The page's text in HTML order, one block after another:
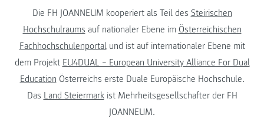
Die FH JOANNEUM kooperiert als Teil des Steirischen
Hochschulraums auf nationaler Ebene im Österreichischen
Fachhochschulenportalund ist auf internationaler Ebene mit
dem Projekt EU4DUAL – European University Alliance For Dual
Education Österreichs erste Duale Europäische Hochschule.
Das Land Steiermarkist Mehrheitsgesellschafter der FH
JOANNEUM.